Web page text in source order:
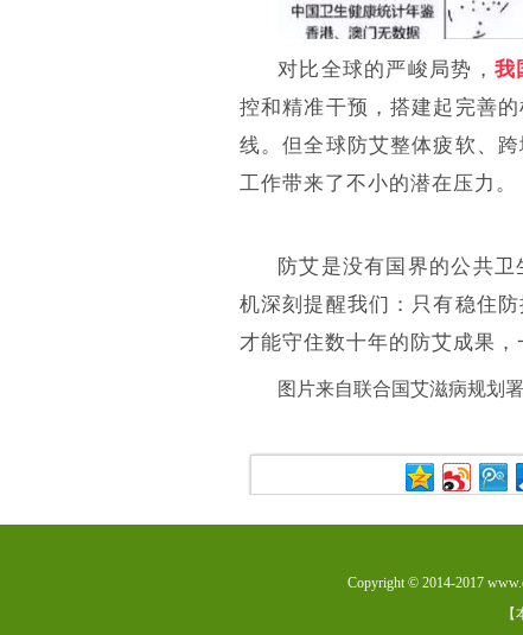
对比全球的严峻局势， 我
控和精准干预，搭建起完善
线。但全球防艾整体疲软、
工作带来了不小的潜在压力。
防艾是没有国界的公共
机深刻提醒我们：只有稳住
才能守住数十年的防艾成果，
图片来自联合国艾滋病规划署
Copyright © 2014-2017